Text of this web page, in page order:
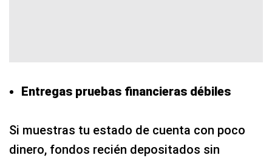
Entregas pruebas financieras débiles
Si muestras tu estado de cuenta con poco
dinero, fondos recién depositados sin